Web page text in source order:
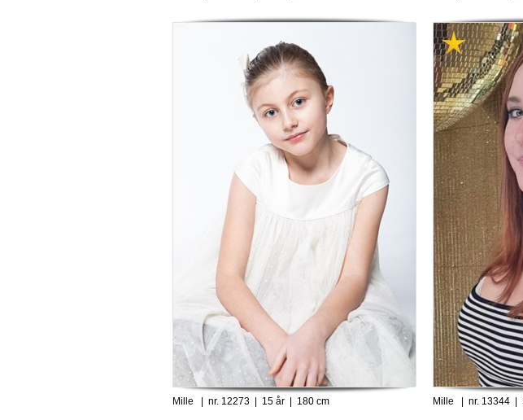
Mille | nr. 12273 | 15 år | 180 cm Mille | nr. 13344 |